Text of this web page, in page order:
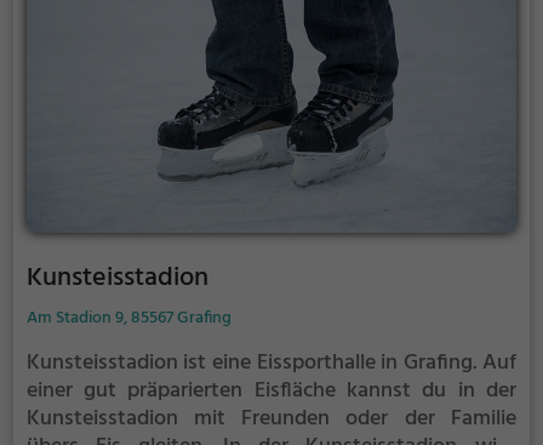
Kunsteisstadion
Am Stadion 9, 85567 Grafing
Kunsteisstadion ist eine Eissporthalle in Grafing. Auf
einer gut präparierten Eisfläche kannst du in der
Kunsteisstadion mit Freunden oder der Familie